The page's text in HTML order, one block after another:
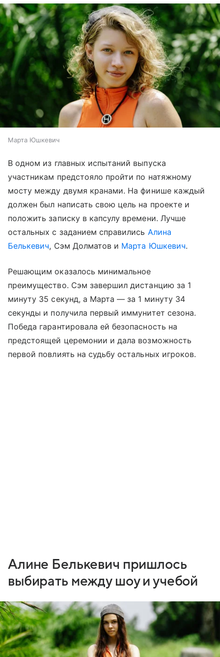
Марта Юшкевич
В одном из главных испытаний выпуска
участникам предстояло пройти по натяжному
мосту между двумя кранами. На финише каждый
должен был написать свою цель на проекте и
положить записку в капсулу времени. Лучше
остальных с заданием справились Алина
Белькевич, Сэм Долматов и Марта Юшкевич.
Решающим оказалось минимальное
преимущество. Сэм завершил дистанцию за 1
минуту 35 секунд, а Марта — за 1 минуту 34
секунды и получила первый иммунитет сезона.
Победа гарантировала ей безопасность на
предстоящей церемонии и дала возможность
первой повлиять на судьбу остальных игроков.
Алине Белькевич пришлось
выбирать между шоу и учебой